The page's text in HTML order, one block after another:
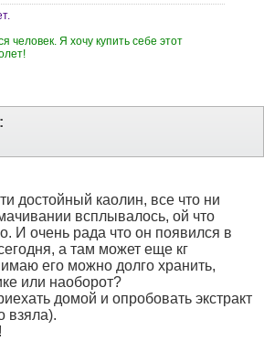
человек. Я хочу купить себе этот
достойный каолин, все что ни
всплывалось, ой что
И очень рада что он появился в
а там может еще кг
его можно долго хранить,
или наоборот?
домой и опробовать экстракт
взяла).